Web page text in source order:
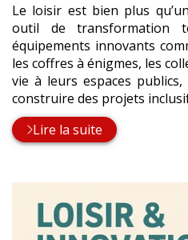
Le loisir est bien plus
outil de transformation
équipements innovants
les coffres à énigmes, les
vie à leurs espaces
construire des projets
Lire la suite